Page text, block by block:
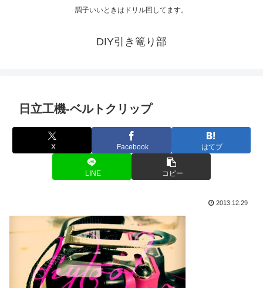
調子いいときはドリル回してます。
DIY引き篭り部
日立工機-ベルトクリップ
X Facebook はてブ
LINE コピー
2013.12.29